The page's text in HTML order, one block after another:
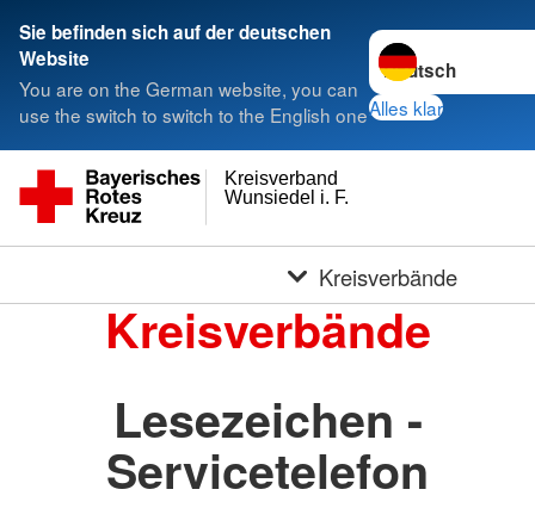
Sie befinden sich auf der deutschen
Website
You are on the German website, you can
use the switch to switch to the English one
Sprache wechseln
Alles klar
Wunsiedel i. F.
Kreisverband
Kreisverbände
Kreisverbände
Lesezeichen -
Servicetelefon